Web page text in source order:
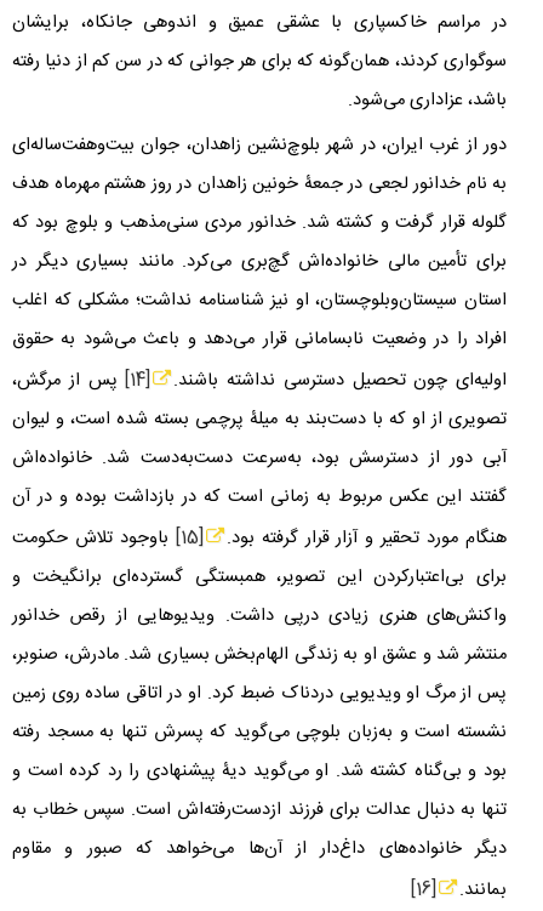
در مراسم خاکسپاری با عشقی عمیق و اندوهی جانکاه، برایشان
سوگواری کردند، همان‌گونه که برای هر جوانی که در سن کم از دنیا رفته
باشد، عزاداری می‌شود.
دور از غرب ایران، در شهر بلوچ‌نشین زاهدان، جوان بیت‌وهفت‌ساله‌ای
به نام خدانور لجعی در جمعۀ خونین زاهدان در روز هشتم مهرماه هدف
گلوله قرار گرفت و کشته شد. خدانور مردی سنی‌مذهب و بلوچ بود که
برای تأمین مالی خانواده‌اش گچ‌بری می‌کرد. مانند بسیاری دیگر در
استان سیستان‌وبلوچستان، او نیز شناسنامه نداشت؛ مشکلی که اغلب
افراد را در وضعیت نابسامانی قرار می‌دهد و باعث می‌شود به حقوق
اولیه‌ای چون تحصیل دسترسی نداشته باشند.
[14]پس از مرگش،
تصویری از او که با دست‌بند به میلۀ پرچمی بسته شده است، و لیوان
آبی دور از دسترسش بود، به‌سرعت دست‌به‌دست شد. خانواده‌اش
گفتند این عکس مربوط به زمانی است که در بازداشت بوده و در آن
هنگام مورد تحقیر و آزار قرار گرفته بود.
[15] باوجود تلاش حکومت
برای بی‌اعتبارکردن این تصویر، همبستگی گسترده‌ای برانگیخت و
واکنش‌های هنری زیادی درپی داشت. ویدیوهایی از رقص خدانور
منتشر شد و عشق او به زندگی الهام‌بخش بسیاری شد. مادرش، صنوبر،
پس از مرگ او ویدیویی دردناک ضبط کرد. او در اتاقی ساده روی زمین
نشسته است و به‌زبان بلوچی می‌گوید که پسرش تنها به مسجد رفته
بود و بی‌گناه کشته شد. او می‌گوید دیۀ پیشنهادی را رد کرده است و
تنها به دنبال عدالت برای فرزند ازدست‌رفته‌اش است. سپس خطاب به
دیگر خانواده‌های داغ‌دار از آن‌ها می‌خواهد که صبور و مقاوم
بمانند.
[16]